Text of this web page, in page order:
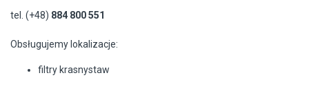
tel. (+48) 884 800 551
Obsługujemy lokalizacje:
filtry krasnystaw